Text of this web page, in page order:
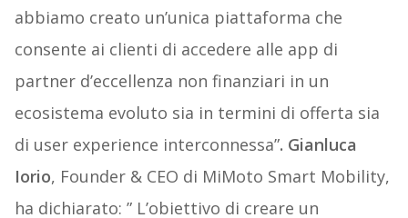
abbiamo creato un’unica piattaforma che
consente ai clienti di accedere alle app di
partner d’eccellenza non finanziari in un
ecosistema evoluto sia in termini di offerta sia
di user experience interconnessa”. Gianluca
Iorio, Founder & CEO di MiMoto Smart Mobility,
ha dichiarato: ” L’obiettivo di creare un